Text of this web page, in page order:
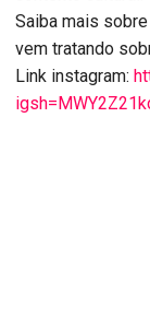
Saiba mais
vem tratando
Link instagram: